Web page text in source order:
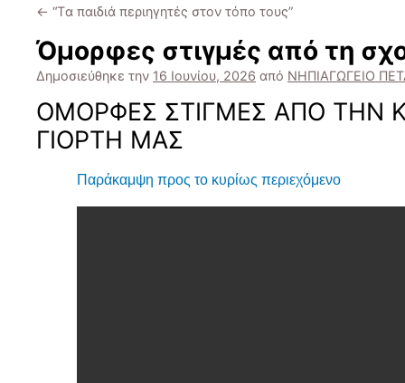
← “Tα παιδιά περιηγητές στον τόπο τους”
Όμορφες στιγμές από τη
Δημοσιεύθηκε την 16 Ιουνίου, 2026 από ΝΗΠΙΑΓΩΓΕΙΟ
ΟΜΟΡΦΕΣ ΣΤΙΓΜΕΣ ΑΠΟ ΤΗΝ
ΓΙΟΡΤΗ ΜΑΣ